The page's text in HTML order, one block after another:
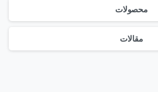
محصولات
مقالات